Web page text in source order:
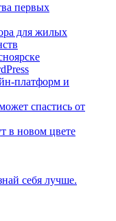
первых
для жилых
платформ и
спастись от
в новом цвете
себя лучше.